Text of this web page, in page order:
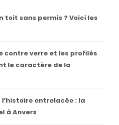
toit sans permis ? Voici les
contre verre et les profilés
le caractère de la
entrelacée : la
à Anvers